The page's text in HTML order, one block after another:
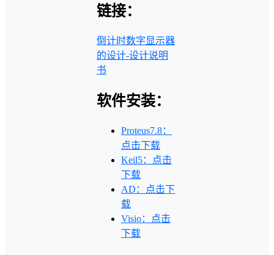
链接：
倒计时数字显示器
的设计-设计说明
书
软件安装：
Proteus7.8：
点击下载
Keil5：点击
下载
AD：点击下
载
Visio：点击
下载